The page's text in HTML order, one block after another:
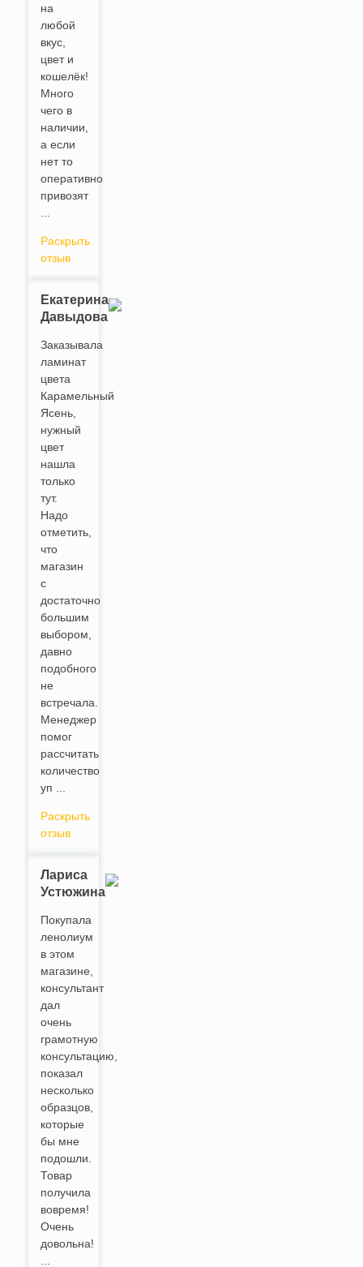
на
любой
вкус,
цвет и
кошелёк!
Много
чего в
наличии,
а если
нет то
оперативно
привозят
Раскрыть
отзыв
Екатерина
Давыдова
Заказывала
ламинат
цвета
Карамельный
Ясень,
нужный
цвет
нашла
только
тут.
Надо
отметить,
что
магазин
с
достаточно
большим
выбором,
давно
подобного
не
встречала.
Менеджер
помог
рассчитать
количество
уп ...
Раскрыть
отзыв
Лариса
Устюжина
Покупала
ленолиум
в этом
магазине,
консультант
дал
очень
грамотную
консультацию,
показал
несколько
образцов,
которые
бы мне
подошли.
Товар
получила
вовремя!
Очень
довольна!